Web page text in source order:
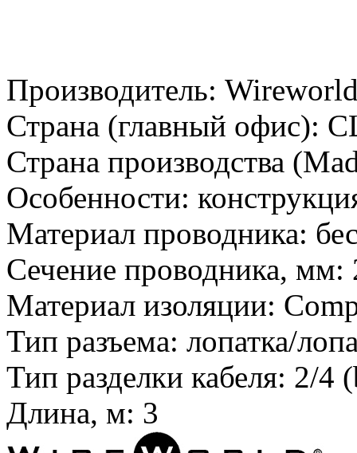
Производитель:
Страна (главный офис):
Страна производства
Особенности:
Материал проводника:
Сечение проводника, мм:
Материал изоляции:
Тип разъема: лопатка/
Тип разделки кабеля: 2/4
Длина, м: 3